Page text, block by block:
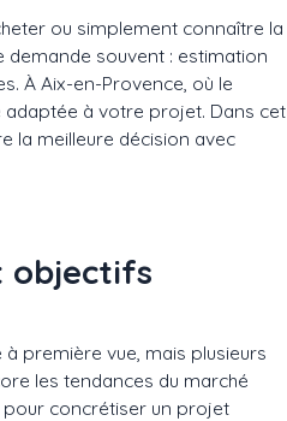
ou simplement connaître la
demande souvent : estimation
À Aix-en-Provence, où le
adaptée à votre projet. Dans cet
la meilleure décision avec
objectifs
première vue, mais plusieurs
les tendances du marché
pour concrétiser un projet